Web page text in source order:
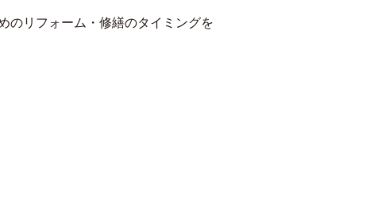
のリフォーム・修繕のタイミングを